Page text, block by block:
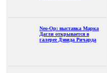
Neo-Op: выставка Марка
Дагли открывается в
галерее Дэвида Ричарда